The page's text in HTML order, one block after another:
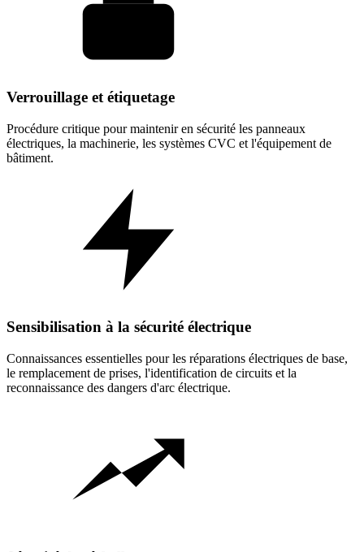
Verrouillage et étiquetage
Procédure critique pour maintenir en sécurité les panneaux
électriques, la machinerie, les systèmes CVC et l'équipement de
bâtiment.
Sensibilisation à la sécurité électrique
Connaissances essentielles pour les réparations électriques de base,
le remplacement de prises, l'identification de circuits et la
reconnaissance des dangers d'arc électrique.